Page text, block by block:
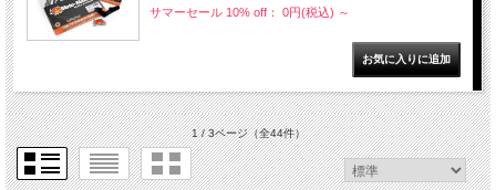
サマーセール 10% off： 0円(税込) ～
1 / 3ページ（全44件）